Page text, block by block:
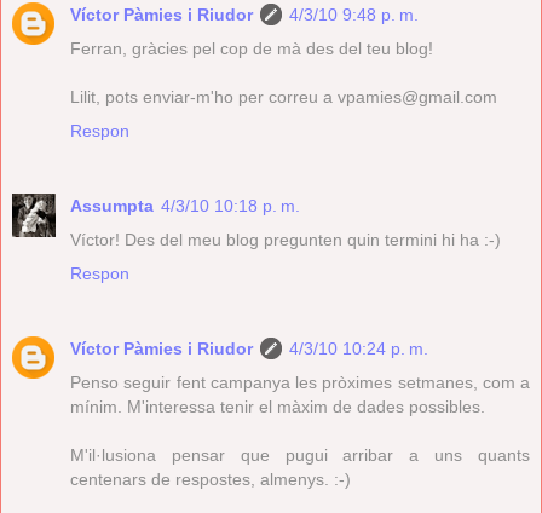
Víctor Pàmies i Riudor
4/3/10 9:48 p. m.
Ferran, gràcies pel cop de mà des del teu blog!
Lilit, pots enviar-m'ho per correu a vpamies@gmail.com
Respon
Assumpta 4/3/10 10:18 p. m.
Víctor! Des del meu blog pregunten quin termini hi ha :-)
Respon
Víctor Pàmies i Riudor
4/3/10 10:24 p. m.
Penso seguir fent campanya les pròximes setmanes, com a
mínim. M'interessa tenir el màxim de dades possibles.
M'il·lusiona pensar que pugui arribar a uns quants
centenars de respostes, almenys. :-)